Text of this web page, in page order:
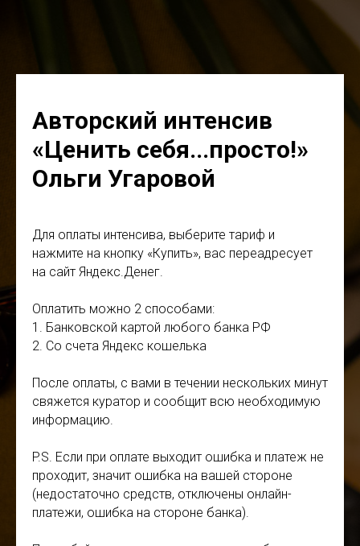
Авторский интенсив
«Ценить себя...просто!»
Ольги Угаровой
Для оплаты интенсива, выберите тариф и
нажмите на кнопку «Купить», вас переадресует
на сайт Яндекс.Денег.
Оплатить можно 2 способами:
1. Банковской картой любого банка РФ
2. Со счета Яндекс кошелька
После оплаты, с вами в течении нескольких минут
свяжется куратор и сообщит всю необходимую
информацию.
P.S. Если при оплате выходит ошибка и платеж не
проходит, значит ошибка на вашей стороне
(недостаточно средств, отключены онлайн-
платежи, ошибка на стороне банка).